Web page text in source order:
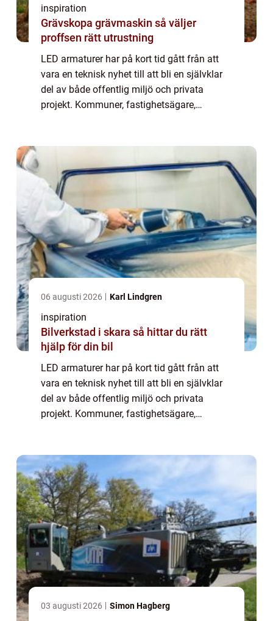
inspiration
Grävskopa grävmaskin så väljer
proffsen rätt utrustning
LED armaturer har på kort tid gått från att
vara en teknisk nyhet till att bli en självklar
del av både offentlig miljö och privata
projekt. Kommuner, fastighetsägare,
06 augusti 2026 Karl Lindgren
inspiration
Bilverkstad i skara så hittar du rätt
hjälp för din bil
LED armaturer har på kort tid gått från att
vara en teknisk nyhet till att bli en självklar
del av både offentlig miljö och privata
projekt. Kommuner, fastighetsägare,
03 augusti 2026 Simon Hagberg